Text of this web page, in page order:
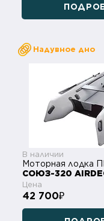
Надувное дно
В наличии
Моторная лодка
СОЮЗ-320
Цена
42 700₽